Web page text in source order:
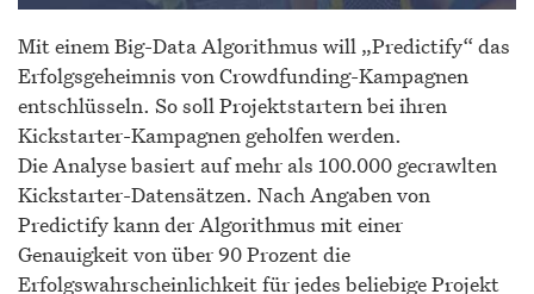
Mit einem Big-Data Algorithmus will „Predictify“ das
Erfolgsgeheimnis von Crowdfunding-Kampagnen
entschlüsseln. So soll Projektstartern bei ihren
Kickstarter-Kampagnen geholfen werden.
Die Analyse basiert auf mehr als 100.000 gecrawlten
Kickstarter-Datensätzen. Nach Angaben von
Predictify kann der Algorithmus mit einer
Genauigkeit von über 90 Prozent die
Erfolgswahrscheinlichkeit für jedes beliebige Projekt